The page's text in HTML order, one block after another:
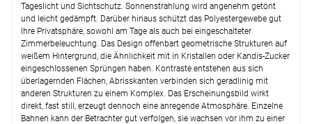
Tageslicht und Sichtschutz. Sonnenstrahlung wird angenehm getönt
und leicht gedämpft. Darüber hinaus schützt das Polyestergewebe gut
Ihre Privatsphäre, sowohl am Tage als auch bei eingeschalteter
Zimmerbeleuchtung. Das Design offenbart geometrische Strukturen auf
weißem Hintergrund, die Ähnlichkeit mit in Kristallen oder Kandis-Zucker
eingeschlossenen Sprüngen haben. Kontraste entstehen aus sich
überlagernden Flächen, Abrisskanten verbinden sich geradlinig mit
anderen Strukturen zu einem Komplex. Das Erscheinungsbild wirkt
direkt, fast still, erzeugt dennoch eine anregende Atmosphäre. Einzelne
Bahnen kann der Betrachter gut verfolgen, sie wachsen vor ihm zu einer